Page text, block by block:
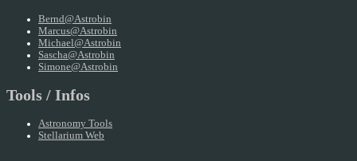
Bernd@Astrobin
Marcus@Astrobin
Michael@Astrobin
Sascha@Astrobin
Simone@Astrobin
Tools / Infos
Astronomy Tools
Stellarium Web